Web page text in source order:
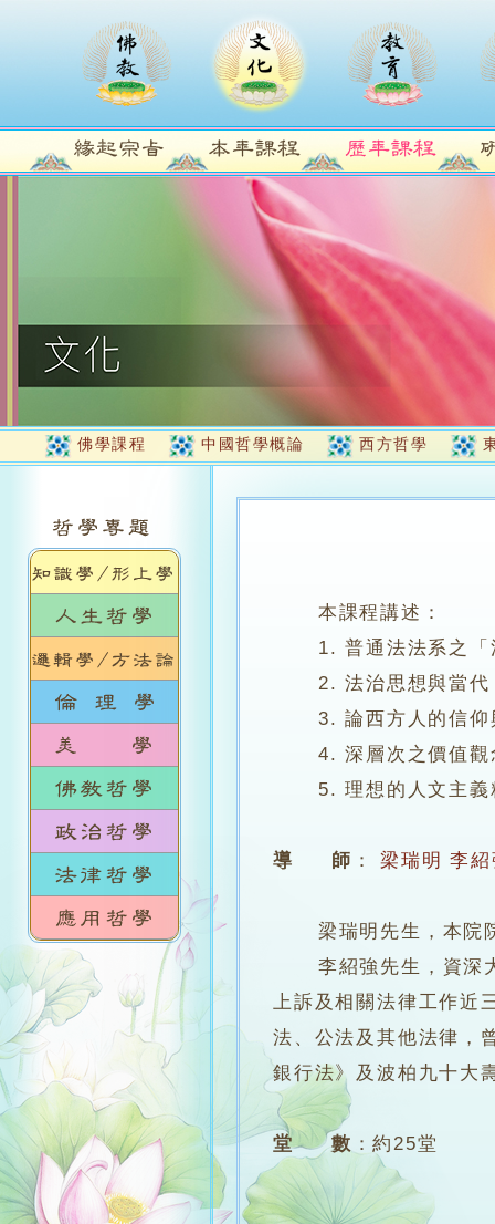
佛學課程 中國哲學概論 西方哲學
本課程講述：
1. 普通法法系之「
2. 法治思想與當代「
3. 論西方人的信仰
4. 深層次之價值觀念
5. 理想的人文主義
導 師 ： 梁瑞明 李
梁瑞明先生，本院
李紹強先生，資深大
上訴及相關法律工作近
法、公法及其他法律，
銀行法》及波柏九十大
堂 數 ：約25堂